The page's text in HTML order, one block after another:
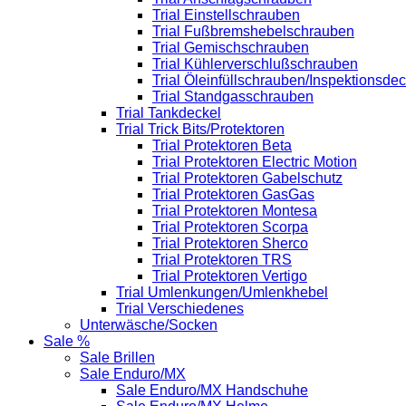
Trial Einstellschrauben
Trial Fußbremshebelschrauben
Trial Gemischschrauben
Trial Kühlerverschlußschrauben
Trial Öleinfüllschrauben/
Trial Standgasschrauben
Trial Tankdeckel
Trial Trick Bits/Protektoren
Trial Protektoren Beta
Trial Protektoren Electric Motion
Trial Protektoren Gabelschutz
Trial Protektoren GasGas
Trial Protektoren Montesa
Trial Protektoren Scorpa
Trial Protektoren Sherco
Trial Protektoren TRS
Trial Protektoren Vertigo
Trial Umlenkungen/Umlenkhebel
Trial Verschiedenes
Unterwäsche/Socken
Sale %
Sale Brillen
Sale Enduro/MX
Sale Enduro/MX Handschuhe